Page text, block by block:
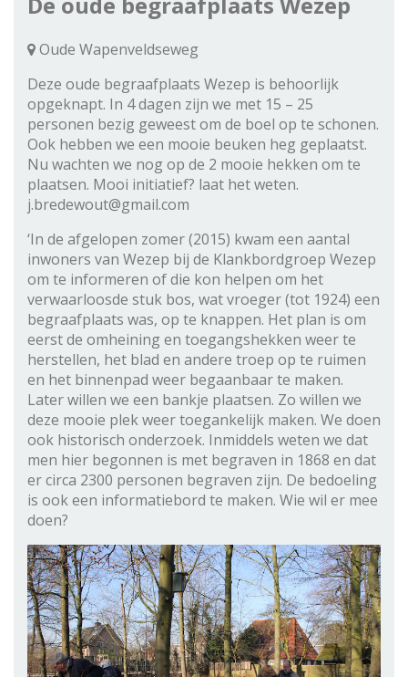
Oude Wapenveldseweg
Deze oude begraafplaats Wezep is behoorlijk
opgeknapt. In 4 dagen zijn we met 15 – 25
personen bezig geweest om de boel op te schonen.
Ook hebben we een mooie beuken heg geplaatst.
Nu wachten we nog op de 2 mooie hekken om te
plaatsen. Mooi initiatief? laat het weten.
j.bredewout@gmail.com
‘In de afgelopen zomer (2015) kwam een aantal
inwoners van Wezep bij de Klankbordgroep Wezep
om te informeren of die kon helpen om het
verwaarloosde stuk bos, wat vroeger (tot 1924) een
begraafplaats was, op te knappen. Het plan is om
eerst de omheining en toegangshekken weer te
herstellen, het blad en andere troep op te ruimen
en het binnenpad weer begaanbaar te maken.
Later willen we een bankje plaatsen. Zo willen we
deze mooie plek weer toegankelijk maken. We doen
ook historisch onderzoek. Inmiddels weten we dat
men hier begonnen is met begraven in 1868 en dat
er circa 2300 personen begraven zijn. De bedoeling
is ook een informatiebord te maken. Wie wil er mee
doen?